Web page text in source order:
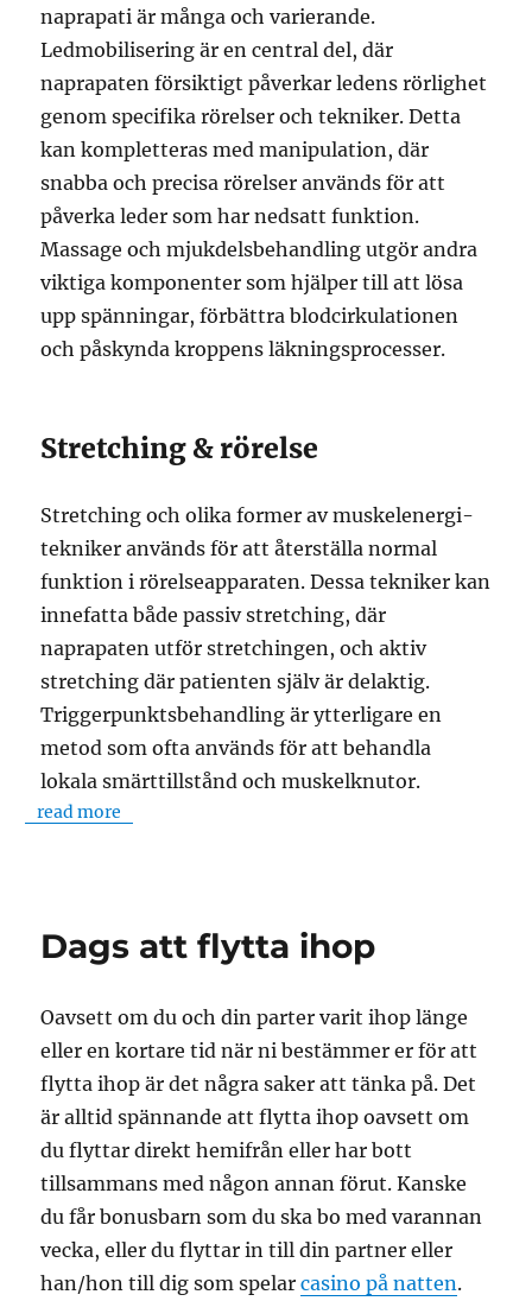
naprapati är många och varierande.
Ledmobilisering är en central del, där
naprapaten försiktigt påverkar ledens rörlighet
genom specifika rörelser och tekniker. Detta
kan kompletteras med manipulation, där
snabba och precisa rörelser används för att
påverka leder som har nedsatt funktion.
Massage och mjukdelsbehandling utgör andra
viktiga komponenter som hjälper till att lösa
upp spänningar, förbättra blodcirkulationen
och påskynda kroppens läkningsprocesser.
Stretching & rörelse
Stretching och olika former av muskelenergi-
tekniker används för att återställa normal
funktion i rörelseapparaten. Dessa tekniker kan
innefatta både passiv stretching, där
naprapaten utför stretchingen, och aktiv
stretching där patienten själv är delaktig.
Triggerpunktsbehandling är ytterligare en
metod som ofta används för att behandla
lokala smärttillstånd och muskelknutor.
read more
Dags att flytta ihop
Oavsett om du och din parter varit ihop länge
eller en kortare tid när ni bestämmer er för att
flytta ihop är det några saker att tänka på. Det
är alltid spännande att flytta ihop oavsett om
du flyttar direkt hemifrån eller har bott
tillsammans med någon annan förut. Kanske
du får bonusbarn som du ska bo med varannan
vecka, eller du flyttar in till din partner eller
han/hon till dig som spelarcasino på natten.